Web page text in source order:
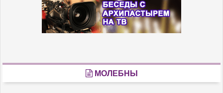
МОЛЕБНЫ